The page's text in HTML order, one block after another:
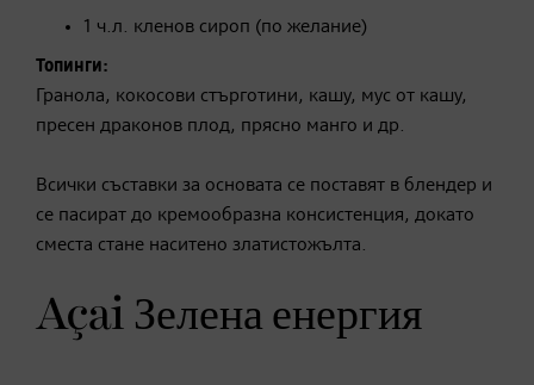
1 ч.л. кленов сироп (по желание)
Топинги:
Гранола, кокосови стърготини, кашу, мус от кашу,
пресен драконов плод, прясно манго и др.
Всички съставки за основата се поставят в блендер и
се пасират до кремообразна консистенция, докато
сместа стане наситено златистожълта.
Açai Зелена енергия